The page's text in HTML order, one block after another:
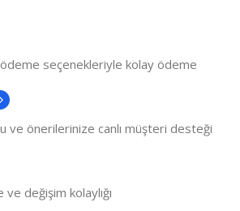
seçenekleriyle kolay ödeme
ve önerilerinize canlı müşteri desteği
değişim kolaylığı